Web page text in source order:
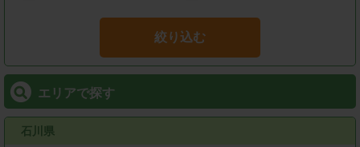
絞り込む
エリアで探す
石川県